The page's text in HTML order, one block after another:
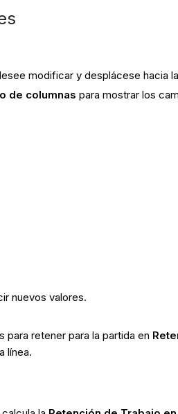
modificar y desplácese hacia
de columnaspara mostrar los
nuevos valores.
para retener para la partida en
línea.